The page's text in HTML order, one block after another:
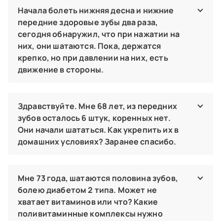
варианты восстановления зуба. Даже при невозможности
присоединения родной коронковой части к корню, зуб
можно восстановить с помощью культевой вкладки и
коронки.
Юнаева Стелла Владимировна
стоматолог‑ортопед,стоматолог-терапевт,
врач высшей категории,
Начала болеть нижняя десна и нижние
передние здоровые зубы два раза,
сегодня обнаружил, что при нажатии на
них, они шатаются. Пока, держатся
крепко, но при давлении на них, есть
движение в стороны.
заболевании воспаляется десна, разрушается костная
ткань и связки, удерживающие зубы в челюсти. Чтобы
предупредить дальнейшее расшатывание и потерю зубов
— запишитесь на обследование к стоматологу-
пародонтологу.
врач высшей категории,детский стоматолог ,
детский стоматолог (12-18 лет)
Здравствуйте. Мне 68 лет, из передних
зубов осталось 6 штук, коренных нет.
Они начали шататься. Как укрепить их в
домашних условиях? Заранее спасибо.
нагрузку за все отсутствующие зубы. Связки,
удерживающие корень, разрушаются, а зубы оголяются и
веерообразно раздвигаются. Чтобы решить проблему,
нужно восстановить жевательную группу зубов с
помощью пластиночного, бюгельного протеза или
Мне 73 года, шатаются половина зубов,
болею диабетом 2 типа. Может не
хватает витаминов или что? Какие
поливитаминные комплексы нужно